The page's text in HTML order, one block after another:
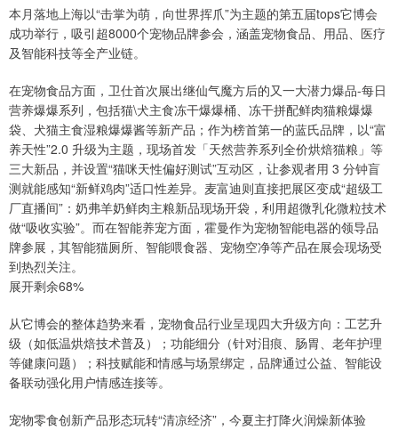
本月落地上海以“击掌为萌，向世界挥爪”为主题的第五届tops它博会
成功举行，吸引超8000个宠物品牌参会，涵盖宠物食品、用品、医疗
及智能科技等全产业链。
在宠物食品方面，卫仕首次展出继仙气魔方后的又一大潜力爆品-每日
营养爆爆系列，包括猫\犬主食冻干爆爆桶、冻干拼配鲜肉猫粮爆爆
袋、犬猫主食湿粮爆爆酱等新产品；作为榜首第一的蓝氏品牌，以“富
养天性”2.0 升级为主题，现场首发「天然营养系列全价烘焙猫粮」等
三大新品，并设置“猫咪天性偏好测试”互动区，让参观者用 3 分钟盲
测就能感知“新鲜鸡肉”适口性差异。麦富迪则直接把展区变成“超级工
厂直播间”：奶弗羊奶鲜肉主粮新品现场开袋，利用超微乳化微粒技术
做“吸收实验”。而在智能养宠方面，霍曼作为宠物智能电器的领导品
牌参展，其智能猫厕所、智能喂食器、宠物空净等产品在展会现场受
到热烈关注。
展开剩余68%
从它博会的整体趋势来看，宠物食品行业呈现四大升级方向：工艺升
级（如低温烘焙技术普及）；功能细分（针对泪痕、肠胃、老年护理
等健康问题）；科技赋能和情感与场景绑定，品牌通过公益、智能设
备联动强化用户情感连接等。
宠物零食创新产品形态玩转“清凉经济”，今夏主打降火润燥新体验